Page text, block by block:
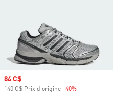
Prix soldé
84 C$
140 C$ Prix d'origine -40%